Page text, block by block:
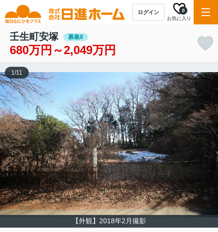
ログイン
お気に入り
0
壬生町安塚 募集8
680万円～2,049万円
【外観】2018年2月撮影
1/11